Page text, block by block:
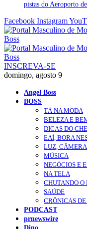
pistas do Aeroporto
Facebook Instagram
INSCREVA-SE
domingo, agosto 9
Angel Boss
BOSS
TÁ NA MODA
BELEZA E
DICAS DO
EAÍ, BORA
LUZ,
MÚSICA
NEGÓCIOS E
NA TELA
CHUTANDO O
SAÚDE
CRÔNICAS
PODCAST
prnewswire